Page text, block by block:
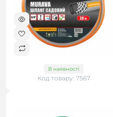
В наявності
Код товару: 7567